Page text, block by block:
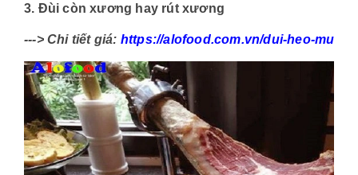
3. Đùi còn xương hay rút xương
---> Chi tiết giá: https://alofood.com.vn/dui-heo-muoi-